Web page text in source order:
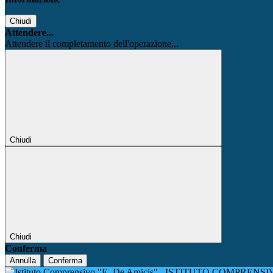
Chiudi
Attendere...
Attendere il completamento dell'operazione...
Chiudi
Chiudi
Conferma
Annulla Conferma